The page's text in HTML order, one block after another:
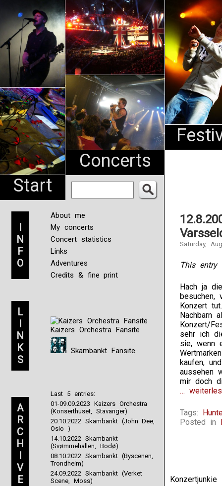
Start
Concerts
Pharma
NL
I
N
F
O
About me
My concerts
Concert statistics
Links
Adventures
Credits & fine print
L
I
N
K
S
Kaizers Orchestra Fansite
Skambankt Fansite
A
R
C
H
I
V
E
Last 5 entries:
01-09.09.2023 Kaizers Orchestra
(Konserthuset, Stavanger)
20.10.2022 Skambankt (John Dee,
Oslo )
14.10.2022 Skambankt
(Svømmehallen, Bodø)
08.10.2022 Skambankt (Byscenen,
Trondheim)
24.09.2022 Skambankt (Verket
Scene, Moss)
Saturday,
This entry
Hach ja
besuchen,
Konzert
Nachbarn
Konzert/
sehr ich
sie, wenn
kaufen,
aussehen
mir doch
…
Tags:
Posted in